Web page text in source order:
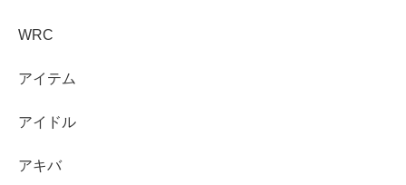
WRC
アイテム
アイドル
アキバ